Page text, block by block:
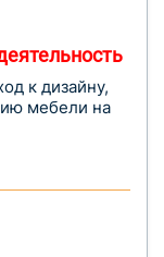
к дизайну,
мебели на